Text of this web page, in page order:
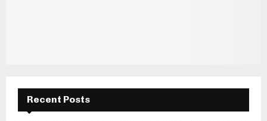
Recent Posts